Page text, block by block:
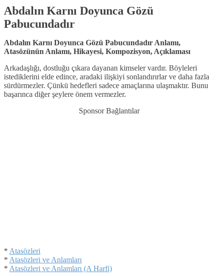
Abdalın Karnı Doyunca Gözü
Pabucundadır
Abdalın Karnı Doyunca Gözü Pabucundadır Anlamı,
Atasözünün Anlamı, Hikayesi, Kompozisyon, Açıklaması
Arkadaşlığı, dostluğu çıkara dayanan kimseler vardır. Böyleleri
istediklerini elde edince, aradaki ilişkiyi sonlandırırlar ve daha fazla
sürdürmezler. Çünkü hedefleri sadece amaçlarına ulaşmaktır. Bunu
başarınca diğer şeylere önem vermezler.
Sponsor Bağlantılar
* Atasözleri
* Atasözleri ve Anlamları
* Atasözleri ve Anlamları (A Harfi)